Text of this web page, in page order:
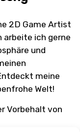
2D Game Artist
arbeite ich gerne
und
meine
Welt!
Vorbehalt von